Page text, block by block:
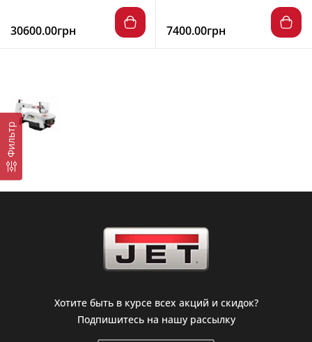
Фильтр
30600.00грн 7400.00грн
Хотите быть в курсе всех акций и скидок?
Подпишитесь на нашу рассылку